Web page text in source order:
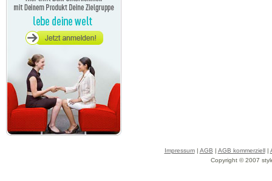
Impressum| AGB | AGB kommerziell|
Copyright © 2007